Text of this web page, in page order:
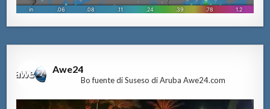
Awe24
Bo fuente di Suseso di Aruba Awe24.com